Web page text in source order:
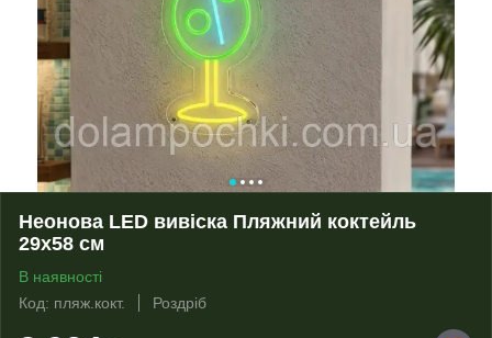
Неонова LED вивіска Пляжний коктейль
29х58 см
В наявності
Код: пляж.кокт.
Роздріб